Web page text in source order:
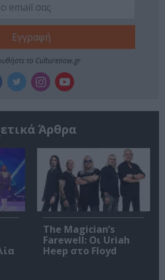
το Culturenow.gr
Άρθρα
The Magician’s
Farewell: Οι Uriah
Heep στο Floyd